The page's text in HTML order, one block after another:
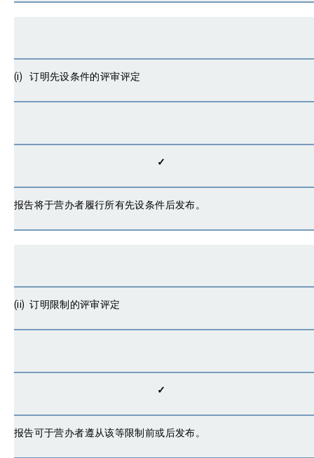
(i) 订明先设条件的评审评定
✓
报告将于营办者履行所有先设条件后发布。
(ii) 订明限制的评审评定
✓
报告可于营办者遵从该等限制前或后发布。